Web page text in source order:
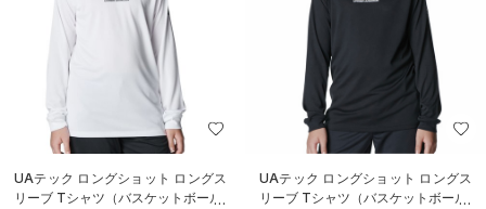
UAテック ロングショット ロングス
リーブ Tシャツ（バスケットボール/
UAテック ロングショット ロングス
リーブ Tシャツ（バスケットボール/